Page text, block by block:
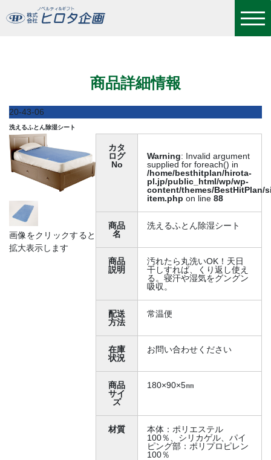
商品詳細情報
20-43-06
洗えるふとん除湿シート
画像をクリックすると
拡大表示します
カタ
ログ
No
Warning: Invalid argument
supplied for foreach() in
/home/besthitplan/hirota-
pl.jp/public_html/wp/wp-
content/themes/BestHitPlan/
item.php on line88
商品
名
洗えるふとん除湿シート
商品
説明
汚れたら丸洗いOK！天日
干しすれば、くり返し使え
る。寝汗や湿気をグングン
吸収。
配送
方法
常温便
在庫
状況
お問い合わせください
商品
サイ
ズ
180×90×5㎜
材質
本体：ポリエステル
100％、シリカゲル、パイ
ピング部：ポリプロピレン
100％